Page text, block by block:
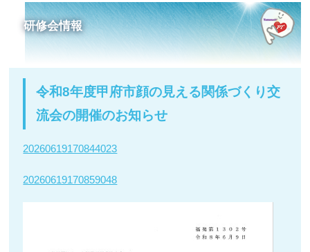
研修会情報
令和8年度甲府市顔の見える関係づくり交
流会の開催のお知らせ
20260619170844023
20260619170859048